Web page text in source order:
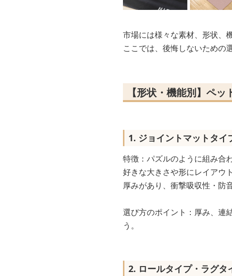
市場には様々な素材、形状、
ここでは、後悔しないための
【形状・機能別】ペ
1. ジョイントマットタイ
特徴：パズルのように組み合
好きな大きさや形にレイアウ
厚みがあり、衝撃吸収性・防
選び方のポイント：厚み、連
う。
2. ロールタイプ・ラグタ